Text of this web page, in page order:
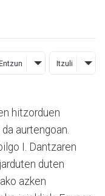
Itzuli
hitzorduen
aurtengoan.
I. Dantzaren
duten
azken